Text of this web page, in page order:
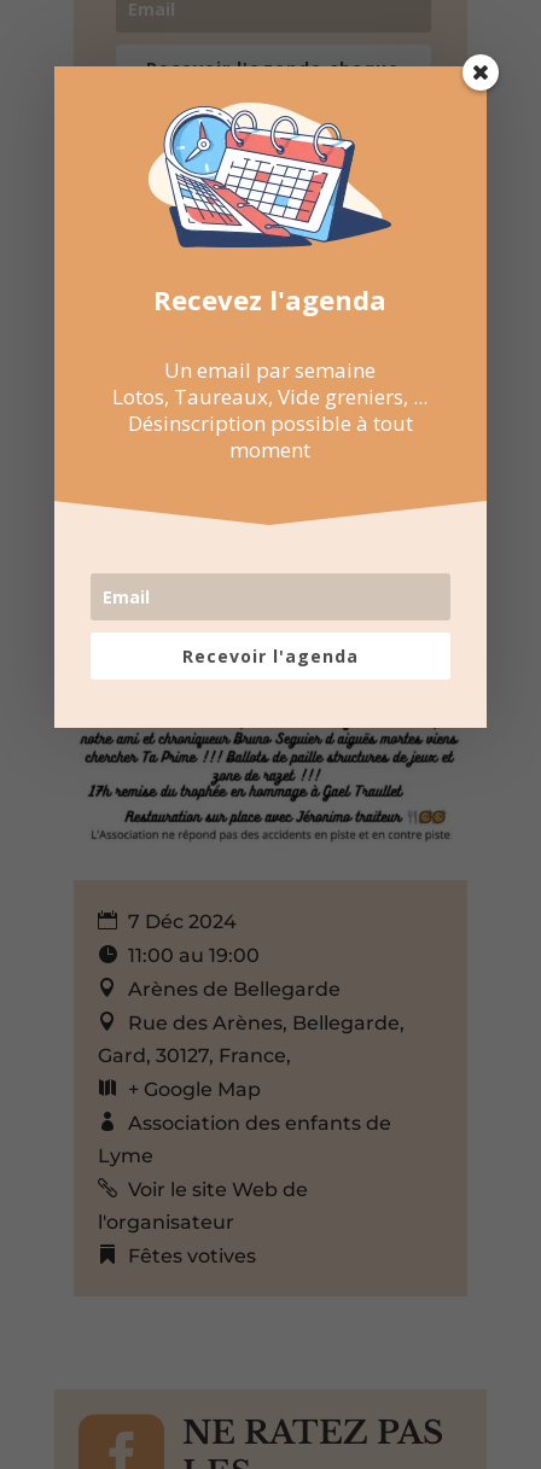
Recevoir l'agenda chaque
Nombre de consultations : 478
7 Déc 2024
11:00 au 19:00
Arènes de Bellegarde
Rue des Arènes, Bellegarde,
Gard, 30127, France,
+ Google Map
Association des enfants de
Lyme
Voir le site Web de
l'organisateur
Fêtes votives
NE RATEZ PAS
Recevez l'agenda
Un email par semaine
Lotos, Taureaux, Vide greniers, ...
Désinscription possible à tout
moment
Recevoir l'agenda